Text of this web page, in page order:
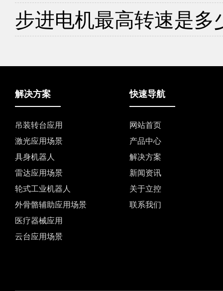
步进电机最高转速是多
解决方案
吊装转台应用
激光应用场景
具身机器人
雷达应用场景
轮式工业机器人
外骨骼辅助应用场景
医疗器械应用
云台应用场景
快速导航
网站首页
产品中心
解决方案
新闻资讯
关于立控
联系我们